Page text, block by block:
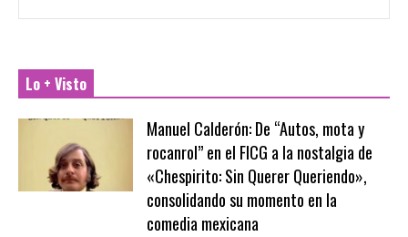
Lo + Visto
Manuel Calderón: De “Autos, mota y
rocanrol” en el FICG a la nostalgia de
«Chespirito: Sin Querer Queriendo»,
consolidando su momento en la
comedia mexicana